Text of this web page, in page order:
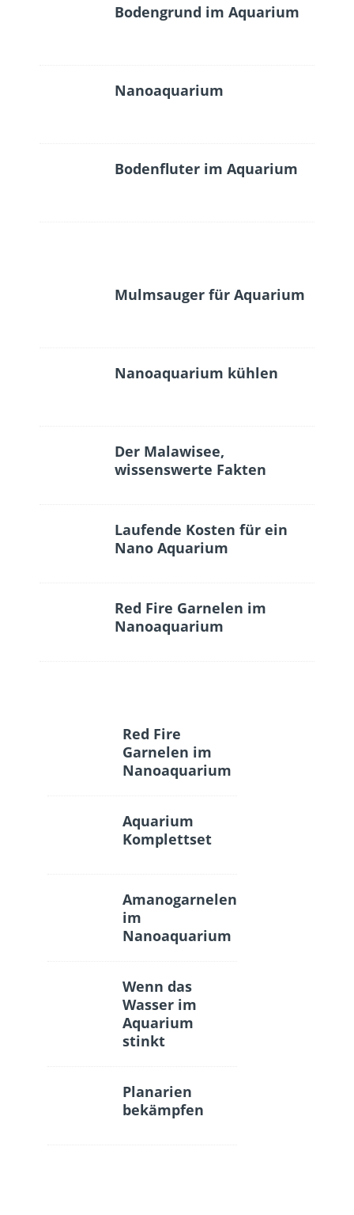
Bodengrund im Aquarium
Nanoaquarium
Bodenfluter im Aquarium
Mulmsauger für Aquarium
Nanoaquarium kühlen
Der Malawisee,
wissenswerte Fakten
Laufende Kosten für ein
Nano Aquarium
Red Fire Garnelen im
Nanoaquarium
Red Fire
Garnelen im
Nanoaquarium
Aquarium
Komplettset
Amanogarnelen
im
Nanoaquarium
Wenn das
Wasser im
Aquarium
stinkt
Planarien
bekämpfen